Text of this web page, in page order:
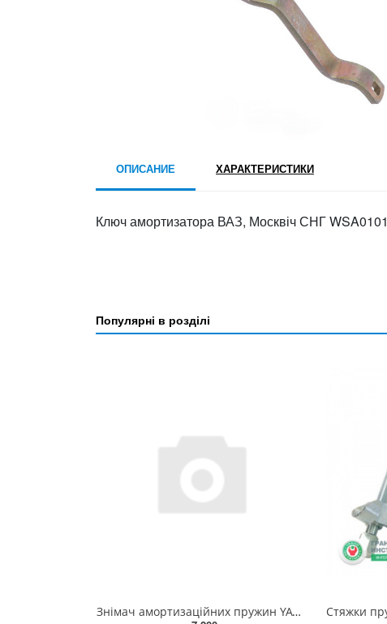
ОПИСАНИЕ ХАРАКТЕРИСТИКИ
Ключ амортизатора ВАЗ, Москвіч СНГ WSA0101
Популярні в розділі
Знімач амортизаційних пружин YATO до l=300 мм McPherson; заг. l=400 мм, макс. зусилля-1500 кг [1/24]